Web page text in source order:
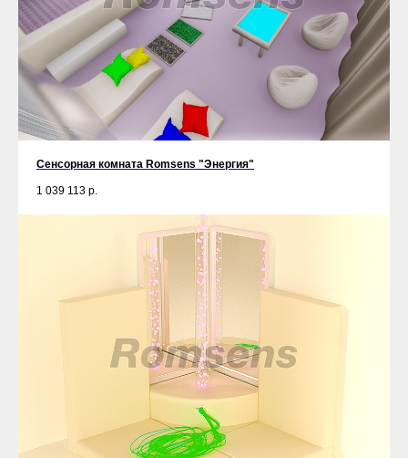
Сенсорная комната Romsens "Энергия"
1 039 113 р.